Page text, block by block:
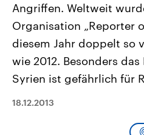
Landtagswahl Sachsen-Anhalt
2026
Alle Informationen
Sachsen-Anhalt wählt am 6.
September 2026 einen neuen
Landtag. Seit 2021 wird das
Bundesland von einer Koalition
CDU, SPD und FDP regiert.-
Umfragen, Prognosen,
Wahlprogramme, aktuelle
und Kandidaten der
Angriffen. Weltweit
Organisation „Reporter
diesem Jahr doppelt so
wie 2012. Besonders
Syrien ist gefährlich für
18.12.2013